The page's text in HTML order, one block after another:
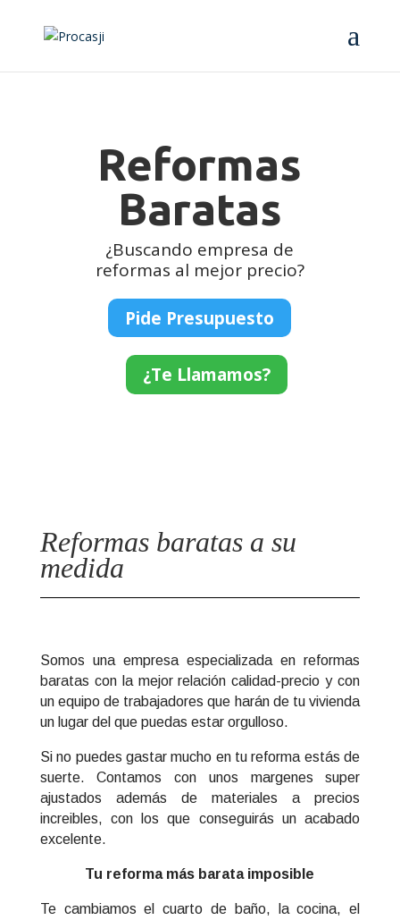
Reformas
Baratas
¿Buscando empresa de
reformas al mejor precio?
Pide Presupuesto
¿Te Llamamos?
Reformas baratas a su
medida
Somos una empresa especializada en reformas
baratas con la mejor relación calidad-precio y con
un equipo de trabajadores que harán de tu vivienda
un lugar del que puedas estar orgulloso.
Si no puedes gastar mucho en tu reforma estás de
suerte. Contamos con unos margenes super
ajustados además de materiales a precios
increibles, con los que conseguirás un acabado
excelente.
Tu reforma más barata imposible
Te cambiamos el cuarto de baño, la cocina, el